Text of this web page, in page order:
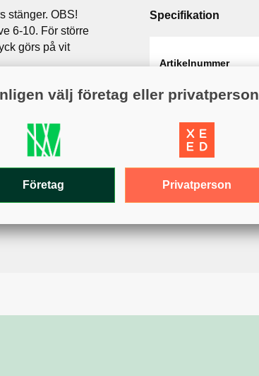
stänger. OBS!
6-10. För större
görs på vit
Specifikation
Artikelnummer
Variant
Längd
välj företag eller privatperson
Företag Privatperson